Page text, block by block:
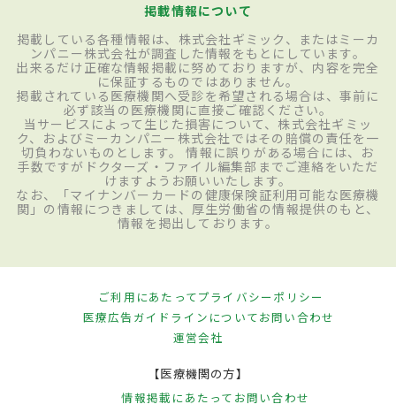
掲載情報について
掲載している各種情報は、株式会社ギミック、またはミーカ
ンパニー株式会社が調査した情報をもとにしています。
出来るだけ正確な情報掲載に努めておりますが、内容を完全
に保証するものではありません。
掲載されている医療機関へ受診を希望される場合は、事前に
必ず該当の医療機関に直接ご確認ください。
当サービスによって生じた損害について、株式会社ギミッ
ク、およびミーカンパニー株式会社ではその賠償の責任を一
切負わないものとします。 情報に誤りがある場合には、お
手数ですがドクターズ・ファイル編集部までご連絡をいただ
けますようお願いいたします。
なお、「マイナンバーカードの健康保険証利用可能な医療機
関」の情報につきましては、厚生労働省の情報提供のもと、
情報を掲出しております。
ご利用にあたってプライバシーポリシー
医療広告ガイドラインについてお問い合わせ
運営会社
【医療機関の方】
情報掲載にあたって お問い合わせ